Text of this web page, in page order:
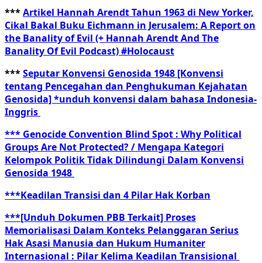
***Artikel Hannah Arendt Tahun 1963 di New Yorker,
Cikal Bakal Buku Eichmann in Jerusalem: A Report on
the Banality of Evil (+ Hannah Arendt And The
Banality Of Evil Podcast) #Holocaust
***Seputar Konvensi Genosida 1948 [Konvensi
tentang Pencegahan dan Penghukuman Kejahatan
Genosida] *unduh konvensi dalam bahasa Indonesia-
Inggris
*** Genocide Convention Blind Spot : Why Political
Groups Are Not Protected? / Mengapa Kategori
Kelompok Politik Tidak Dilindungi Dalam Konvensi
Genosida 1948
***Keadilan Transisi dan 4 Pilar Hak Korban
***[Unduh Dokumen PBB Terkait] Proses
Memorialisasi Dalam Konteks Pelanggaran Serius
Hak Asasi Manusia dan Hukum Humaniter
Internasional : Pilar Kelima Keadilan Transisional